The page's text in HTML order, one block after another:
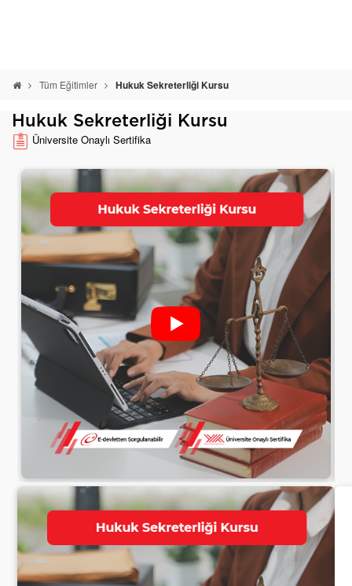
Tüm Eğitimler Hukuk Sekreterliği Kursu
Hukuk Sekreterliği Kursu
Üniversite Onaylı Sertifika